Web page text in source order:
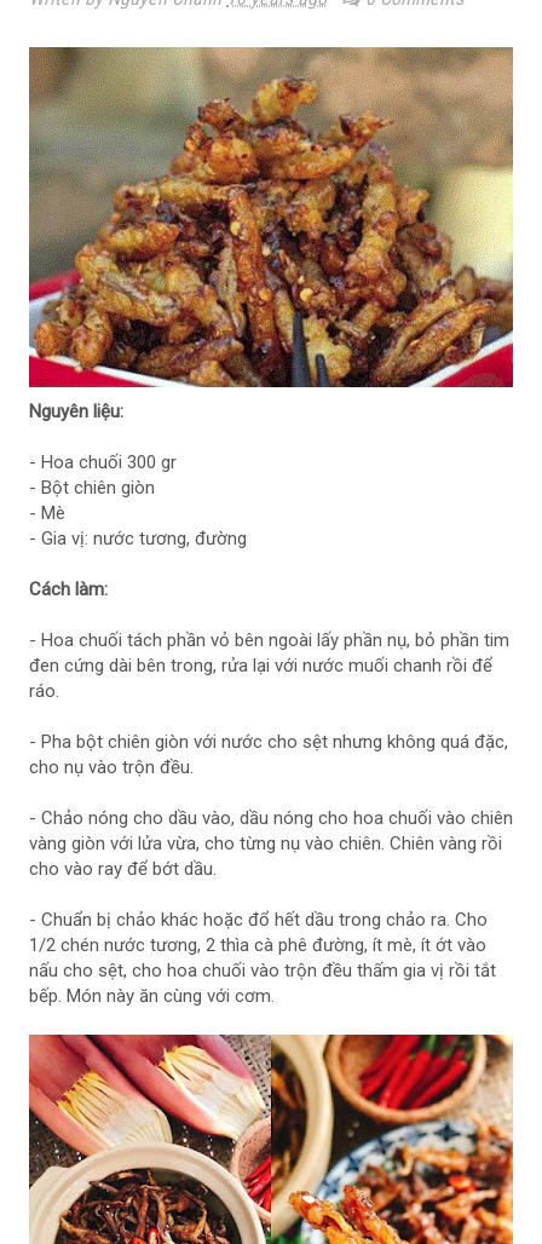
Nguyên liệu:
- Hoa chuối 300 gr
- Bột chiên giòn
- Mè
- Gia vị: nước tương, đường
Cách làm:
- Hoa chuối tách phần vỏ bên ngoài lấy phần nụ, bỏ phần tim
đen cứng dài bên trong, rửa lại với nước muối chanh rồi để
ráo.
- Pha bột chiên giòn với nước cho sệt nhưng không quá đặc,
cho nụ vào trộn đều.
- Chảo nóng cho dầu vào, dầu nóng cho hoa chuối vào chiên
vàng giòn với lửa vừa, cho từng nụ vào chiên. Chiên vàng rồi
cho vào ray để bớt dầu.
- Chuẩn bị chảo khác hoặc đổ hết dầu trong chảo ra. Cho
1/2 chén nước tương, 2 thìa cà phê đường, ít mè, ít ớt vào
nấu cho sệt, cho hoa chuối vào trộn đều thấm gia vị rồi tắt
bếp. Món này ăn cùng với cơm.